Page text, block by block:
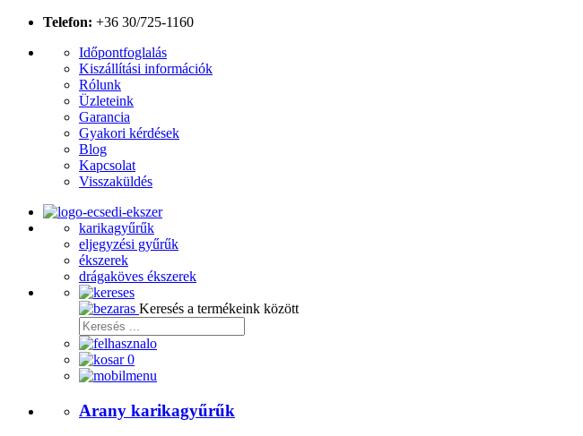
Telefon: +36 30/725-1160
Időpontfoglalás
Kiszállítási információk
Rólunk
Üzleteink
Garancia
Gyakori kérdések
Blog
Kapcsolat
Visszaküldés
karikagyűrűk
eljegyzési gyűrűk
ékszerek
drágaköves ékszerek
Keresés a termékeink között
0
Arany karikagyűrűk